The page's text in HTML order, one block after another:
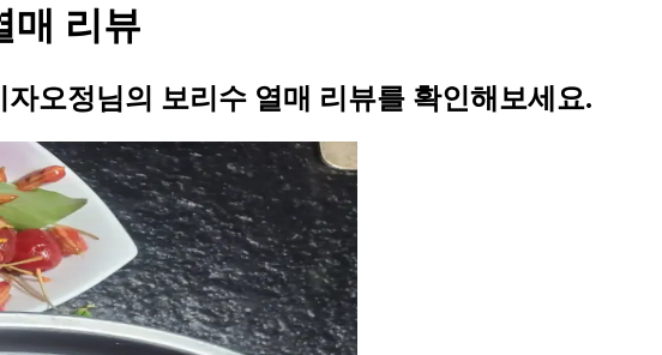
매 리뷰
오정님의 보리수 열매 리뷰를 확인해보세요.